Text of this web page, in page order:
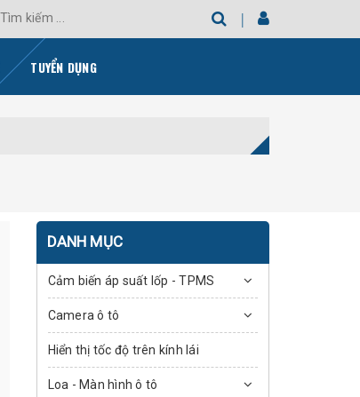
TUYỂN DỤNG
DANH MỤC
Cảm biến áp suất lốp - TPMS
Camera ô tô
Hiển thị tốc độ trên kính lái
Loa - Màn hình ô tô